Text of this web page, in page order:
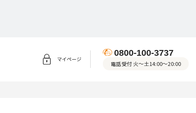
マイページ
0800-100-3737
電話受付 火～土14:00～20:00